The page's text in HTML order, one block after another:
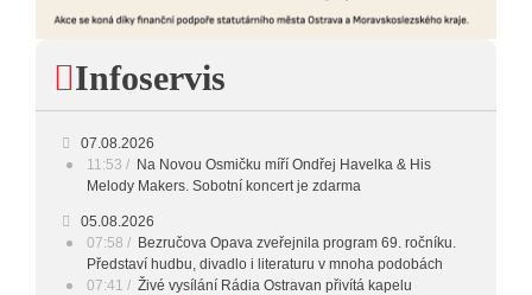
Infoservis
07.08.2026
11:53
Na Novou Osmičku míří Ondřej Havelka & His
Melody Makers. Sobotní koncert je zdarma
05.08.2026
07:58
Bezručova Opava zveřejnila program 69. ročníku.
Představí hudbu, divadlo i literaturu v mnoha podobách
07:41
Živé vysílání Rádia Ostravan přivítá kapelu